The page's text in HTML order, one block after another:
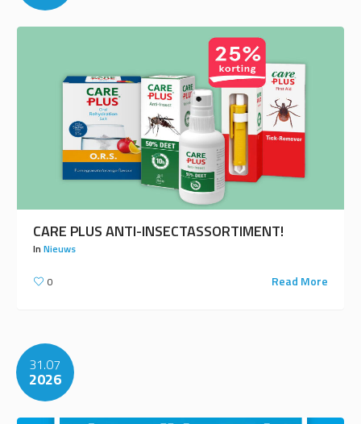
CARE PLUS ANTI-INSECTASSORTIMENT!
In Nieuws
Read More
0
31.07
2026